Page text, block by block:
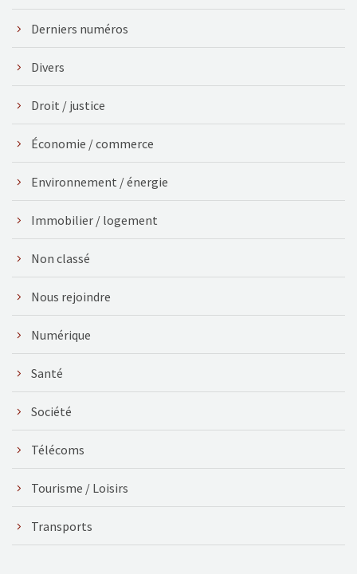
Derniers numéros
Divers
Droit / justice
Économie / commerce
Environnement / énergie
Immobilier / logement
Non classé
Nous rejoindre
Numérique
Santé
Société
Télécoms
Tourisme / Loisirs
Transports